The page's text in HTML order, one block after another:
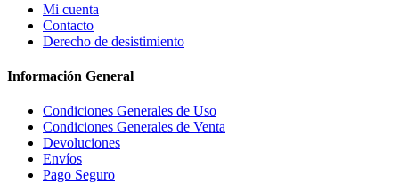
Mi cuenta
Contacto
Derecho de desistimiento
Información General
Condiciones Generales de Uso
Condiciones Generales de Venta
Devoluciones
Envíos
Pago Seguro